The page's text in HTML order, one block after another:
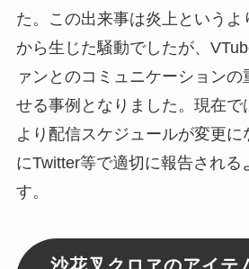
た。この出来事は炎上というよ
から生じた騒動でしたが、
ァンとのコミュニケーションの
せる事例となりました。現在で
より配信スケジュールが変更
にTwitter等で適切に報告される
す。